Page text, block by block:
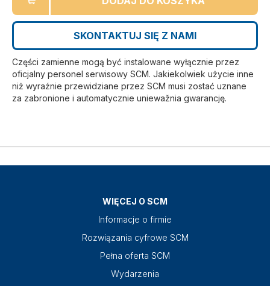
SKONTAKTUJ SIĘ Z NAMI
Części zamienne mogą być instalowane wyłącznie przez
oficjalny personel serwisowy SCM. Jakiekolwiek użycie inne
niż wyraźnie przewidziane przez SCM musi zostać uznane
za zabronione i automatycznie uniewažnia gwarancję.
WIĘCEJ O SCM
Informacje o firmie
Rozwiązania cyfrowe SCM
Pełna oferta SCM
Wydarzenia